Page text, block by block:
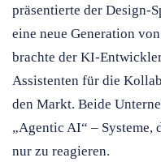
präsentierte der Design-
eine neue Generation
brachte der KI-
Assistenten für die
den Markt. Beide
„Agentic AI“ – Systeme,
nur zu reagieren.